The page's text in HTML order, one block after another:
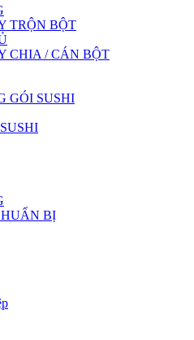
TRỘN BỘT
CHIA / CÁN BỘT
GÓI SUSHI
BỊ